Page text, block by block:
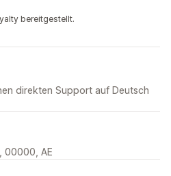
bereitgestellt.
direkten Support auf Deutsch
00000, AE